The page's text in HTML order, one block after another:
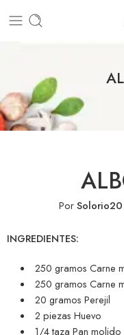
PorSolorio20
INGREDIENTES:
250 gramos Carne
250 gramos Carne
20 gramos Perejil
2 piezas Huevo
1/4 taza Pan molido